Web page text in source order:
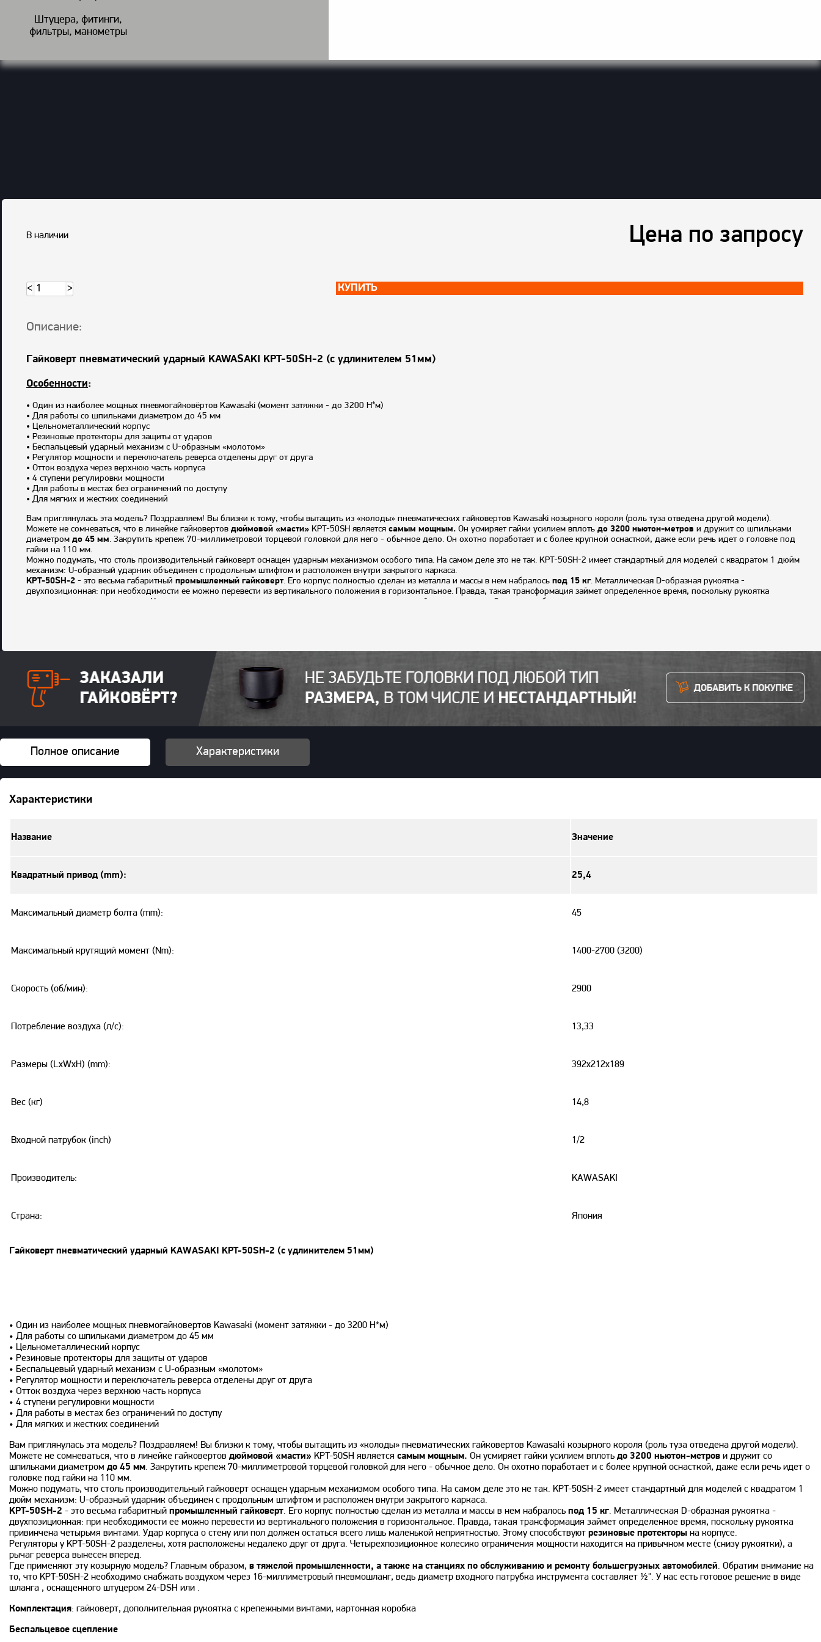
Штуцера, фитинги,
фильтры, манометры
В наличии Цена по запросу
< > КУПИТЬ
Описание:
Гайковерт пневматический ударный KAWASAKI KPT-50SH-2 (с удлинителем 51мм)
Особенности:
• Один из наиболее мощных пневмогайковёртов Kawasaki (момент затяжки - до 3200 Н*м)
• Для работы со шпильками диаметром до 45 мм
• Цельнометаллический корпус
• Резиновые протекторы для защиты от ударов
• Беспальцевый ударный механизм с U-образным «молотом»
• Регулятор мощности и переключатель реверса отделены друг от друга
• Отток воздуха через верхнюю часть корпуса
• 4 ступени регулировки мощности
• Для работы в местах без ограничений по доступу
• Для мягких и жестких соединений
Вам приглянулась эта модель? Поздравляем! Вы близки к тому, чтобы вытащить из «колоды» пневматических гайковертов Kawasaki козырного короля (роль туза отведена другой модели).
Можете не сомневаться, что в линейке гайковертов дюймовой «масти» KPT-50SH является самым мощным. Он усмиряет гайки усилием вплоть до 3200 ньютон-метров и дружит со шпильками
диаметром до 45 мм. Закрутить крепеж 70-миллиметровой торцевой головкой для него - обычное дело. Он охотно поработает и с более крупной оснасткой, даже если речь идет о головке под
гайки на 110 мм.
Можно подумать, что столь производительный гайковерт оснащен ударным механизмом особого типа. На самом деле это не так. KPT-50SH-2 имеет стандартный для моделей с квадратом 1 дюйм
механизм: U-образный ударник объединен с продольным штифтом и расположен внутри закрытого каркаса.
KPT-50SH-2 - это весьма габаритный промышленный гайковерт. Его корпус полностью сделан из металла и массы в нем набралось под 15 кг. Металлическая D-образная рукоятка -
двухпозиционная: при необходимости ее можно перевести из вертикального положения в горизонтальное. Правда, такая трансформация займет определенное время, поскольку рукоятка
привинчена четырьмя винтами. Удар корпуса о стену или пол должен остаться всего лишь маленькой неприятностью. Этому способствуют
оснащенного штуцером 24-DSH или .
Комплектация: гайковерт, дополнительная рукоятка с крепежными винтами, картонная коробка
Беспальцевое сцепление
Полное описание Характеристики
Характеристики
Название Значение
Квадратный привод (mm): 25,4
Максимальный диаметр болта (mm): 45
Максимальный крутящий момент (Nm): 1400-2700 (3200)
Скорость (об/мин): 2900
Потребление воздуха (л/с): 13,33
Размеры (LxWxH) (mm): 392x212x189
Вес (кг) 14,8
Входной патрубок (inch) 1/2
Производитель: KAWASAKI
Страна: Япония
Гайковерт пневматический ударный KAWASAKI KPT-50SH-2 (с удлинителем 51мм)
• Один из наиболее мощных пневмогайковертов Kawasaki (момент затяжки - до 3200 Н*м)
• Для работы со шпильками диаметром до 45 мм
• Цельнометаллический корпус
• Резиновые протекторы для защиты от ударов
• Беспальцевый ударный механизм с U-образным «молотом»
• Регулятор мощности и переключатель реверса отделены друг от друга
• Отток воздуха через верхнюю часть корпуса
• 4 ступени регулировки мощности
• Для работы в местах без ограничений по доступу
• Для мягких и жестких соединений
Вам приглянулась эта модель? Поздравляем! Вы близки к тому, чтобы вытащить из «колоды» пневматических гайковертов Kawasaki козырного короля (роль туза отведена другой модели).
Можете не сомневаться, что в линейке гайковертов дюймовой «масти» KPT-50SH является самым мощным. Он усмиряет гайки усилием вплоть до 3200 ньютон-метров и дружит со
шпильками диаметром до 45 мм. Закрутить крепеж 70-миллиметровой торцевой головкой для него - обычное дело. Он охотно поработает и с более крупной оснасткой, даже если речь идет о
головке под гайки на 110 мм.
Можно подумать, что столь производительный гайковерт оснащен ударным механизмом особого типа. На самом деле это не так. KPT-50SH-2 имеет стандартный для моделей с квадратом 1
дюйм механизм: U-образный ударник объединен с продольным штифтом и расположен внутри закрытого каркаса.
KPT-50SH-2 - это весьма габаритный промышленный гайковерт. Его корпус полностью сделан из металла и массы в нем набралось под 15 кг. Металлическая D-образная рукоятка -
двухпозиционная: при необходимости ее можно перевести из вертикального положения в горизонтальное. Правда, такая трансформация займет определенное время, поскольку рукоятка
привинчена четырьмя винтами. Удар корпуса о стену или пол должен остаться всего лишь маленькой неприятностью. Этому способствуют резиновые протекторы на корпусе.
Регуляторы у KPT-50SH-2 разделены, хотя расположены недалеко друг от друга. Четырехпозиционное колесико ограничения мощности находится на привычном месте (снизу рукоятки), а
рычаг реверса вынесен вперед.
Где применяют эту козырную модель? Главным образом, в тяжелой промышленности, а также на станциях по обслуживанию и ремонту большегрузных автомобилей. Обратим внимание на
то, что KPT-50SH-2 необходимо снабжать воздухом через 16-миллиметровый пневмошланг, ведь диаметр входного патрубка инструмента составляет ½". У нас есть готовое решение в виде
шланга , оснащенного штуцером 24-DSH или .
Комплектация: гайковерт, дополнительная рукоятка с крепежными винтами, картонная коробка
Беспальцевое сцепление